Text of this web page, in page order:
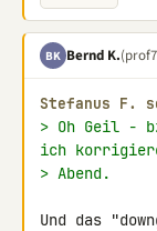
BK Bernd K.
Stefanus F.
> Oh Geil -
ich
> Abend.
Und das